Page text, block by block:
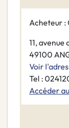
Acheteur :
11,
49100
Voir
Tel :
Accéder